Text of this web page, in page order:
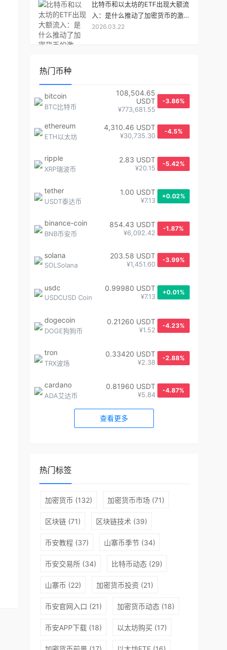
比特币和以太坊的ETF出现大额流
入：是什么推动了加密货币的激
增？
2026.03.22
热门币种
bitcoin
BTC比特币
108,504.65
USDT
¥773,681.55
-3.86%
ethereum
ETH以太坊
4,310.46 USDT
¥30,735.30
-4.5%
ripple
XRP瑞波币
2.83 USDT
¥20.15
-5.42%
tether
USDT泰达币
1.00 USDT
¥7.13
+0.02%
binance-coin
BNB币安币
854.43 USDT
¥6,092.42
-1.87%
solana
SOLSolana
203.58 USDT
¥1,451.60
-3.99%
usdc
USDCUSD Coin
0.99980 USDT
¥7.13
+0.01%
dogecoin
DOGE狗狗币
0.21260 USDT
¥1.52
-4.23%
tron
TRX波场
0.33420 USDT
¥2.38
-2.88%
cardano
ADA艾达币
0.81960 USDT
¥5.84
-4.87%
查看更多
热门标签
加密货币 (132) 加密货币市场 (71)
区块链(71) 区块链技术 (39)
币安教程(37) 山寨币季节(34)
币安交易所(34) 比特币动态(29)
山寨币 (22) 加密货币投资 (21)
币安官网入口 (21) 加密货币动态(18)
币安APP下载(18) 以太坊购买 (17)